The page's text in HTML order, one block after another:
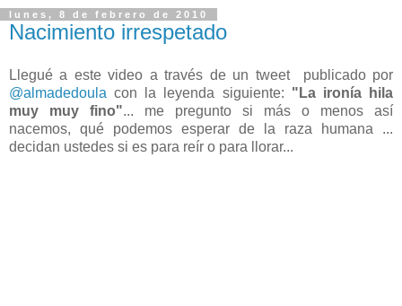
lunes, 8 de febrero de 2010
Nacimiento irrespetado
Llegué a este video a través de un tweet publicado por
@almadedoula con la leyenda siguiente: "La ironía hila
muy muy fino"... me pregunto si más o menos así
nacemos, qué podemos esperar de la raza humana ...
decidan ustedes si es para reír o para llorar...